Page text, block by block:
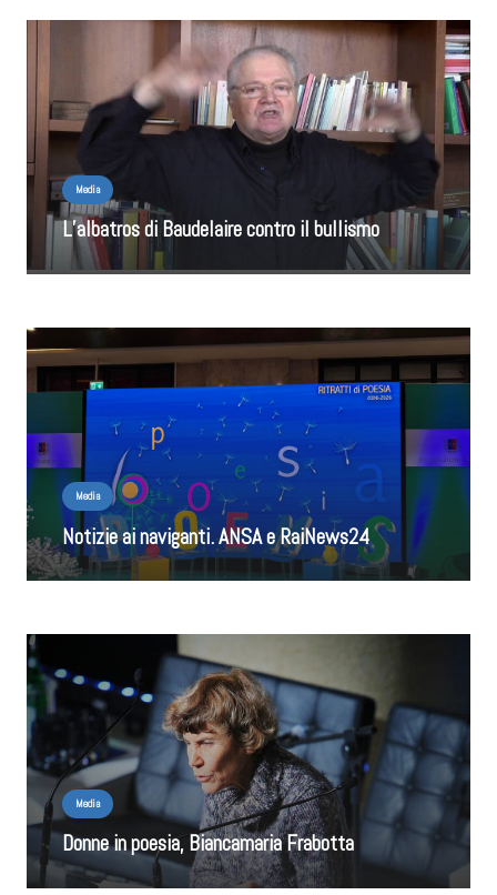
Media
L’albatros di Baudelaire contro il bullismo
Media
Notizie ai naviganti. ANSA e RaiNews24
Media
Donne in poesia, Biancamaria Frabotta